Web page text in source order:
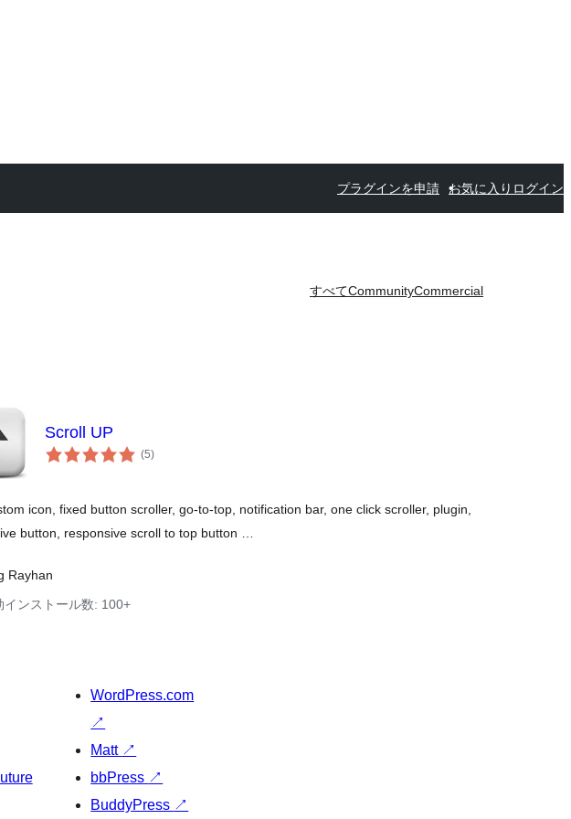
プラグインを申請 お気に入り ログイン
すべてCommunityCommercial
Scroll UP
(5個
の)
icon, fixed button scroller, go-to-top, notification bar, one click scroller, plugin,
button, responsive scroll to top button …
Rayhan
インストール数: 100+
WordPress.com
↗
Matt ↗
bbPress ↗
BuddyPress ↗